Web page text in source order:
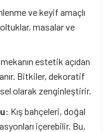
ve keyif amaçlı
masalar ve
estetik açıdan
Bitkiler, dekoratif
olarak zenginleştirir.
: Kış bahçeleri, doğal
içerebilir. Bu,